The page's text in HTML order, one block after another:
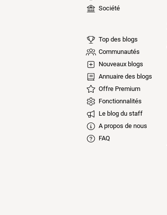
Société
Top des blogs
Communautés
Nouveaux blogs
Annuaire des blogs
Offre Premium
Fonctionnalités
Le blog du staff
A propos de nous
FAQ